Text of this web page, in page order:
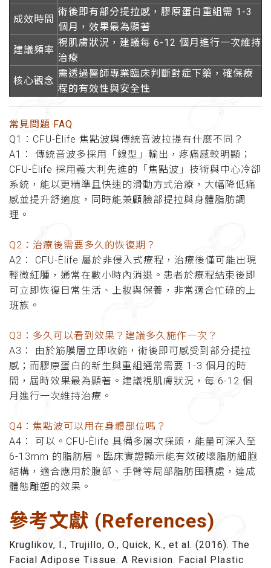
成效時間
術後即有部分提拉感，膠原蛋白重組需 1-3
個月，效果最為顯著
建議頻率
視肌膚狀況，建議每 6-12 個月進行一次維持
治療
核心觀念
需透過醫師專業臨床判斷對症下藥，確保療
程的有效性與安全性
常見問題 FAQ
Q1：CFU-Èlife 焦點波與傳統音波拉提有什麼不同？
A1： 傳統音波多採用「線型」輸出，疼痛感較明顯；
CFU-Èlife 採用義大利先進的「焦點波」技術與中心冷卻
系統，能以更精準且快速的滑動方式治療，大幅降低痛
感並提升舒適度，同時能兼顧臉部提拉與身體脂肪調
理。
Q2：治療後需要多久的恢復期？
A2： CFU-Èlife 屬於非侵入式療程，治療後僅可能出現
輕微紅腫，通常在數小時內消退。患者於療程結束後即
可立即恢復日常生活、上妝與保養，非常適合忙碌的上
班族。
Q3：多久可以看到效果？建議多久施作一次？
A3： 由於筋膜層立即收縮，術後即可感受到部分提拉
感；而膠原蛋白的新生與重組通常需要 1-3 個月的時
間，屆時效果最為顯著。建議視肌膚狀況，每 6-12 個
月進行一次維持治療。
Q4：焦點波可以用在身體部位嗎？
A4： 可以。CFU-Èlife 具備多層次探頭，能量可深入至
6-13mm 的脂肪層。臨床實證顯示能有效破壞脂肪細胞
結構，適合應用於腹部、手臂等局部脂肪囤積處，達成
體態雕塑的效果。
參考文獻 (References)
Kruglikov, I., Trujillo, O., Quick, K., et al. (2016). The
Facial Adipose Tissue: A Revision. Facial Plastic